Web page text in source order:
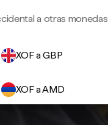
a otras monedas
XOF a GBP
XOF a AMD